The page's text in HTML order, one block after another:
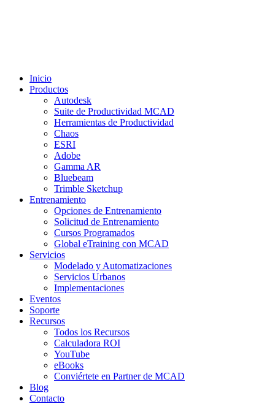
Inicio
Productos
Autodesk
Suite de Productividad MCAD
Herramientas de Productividad
Chaos
ESRI
Adobe
Gamma AR
Bluebeam
Trimble Sketchup
Entrenamiento
Opciones de Entrenamiento
Solicitud de Entrenamiento
Cursos Programados
Global eTraining con MCAD
Servicios
Modelado y Automatizaciones
Servicios Urbanos
Implementaciones
Eventos
Soporte
Recursos
Todos los Recursos
Calculadora ROI
YouTube
eBooks
Conviértete en Partner de MCAD
Blog
Contacto